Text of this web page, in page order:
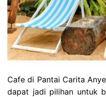
Cafe di Pantai Carita
dapat jadi pilihan untuk